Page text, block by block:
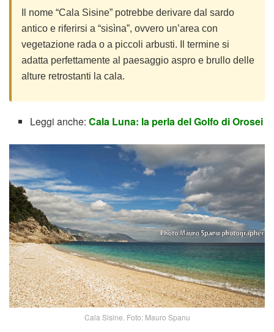
Il nome “Cala Sisine” potrebbe derivare dal sardo
antico e riferirsi a “sisìna”, ovvero un’area con
vegetazione rada o a piccoli arbusti. Il termine si
adatta perfettamente al paesaggio aspro e brullo delle
alture retrostanti la cala.
Leggi anche:Cala Luna: la perla del Golfo di Orosei
Cala Sisine. Foto: Mauro Spanu